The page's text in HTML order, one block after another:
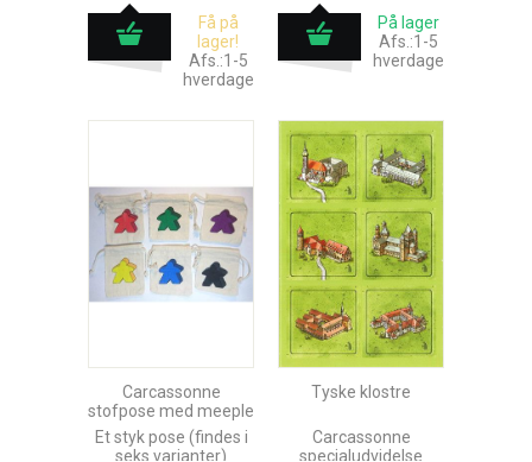
Få på
lager!
Afs.:1-5
hverdage
På lager
Afs.:1-5
hverdage
Carcassonne
stofpose med meeple
Et styk pose (findes i
seks varianter)
Tyske klostre
Carcassonne
specialudvidelse